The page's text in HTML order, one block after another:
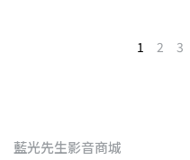
1 2 3
藍光先生影音商城